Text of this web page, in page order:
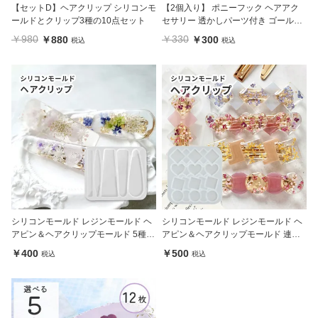
【セットD】ヘアクリップ シリコンモ
ールドとクリップ3種の10点セット
￥980 ￥880 税込
【2個入り】 ポニーフック ヘアアク
セサリー 透かしパーツ付き ゴールド
45mm
￥330 ￥300 税込
シリコンモールド レジンモールド ヘ
アピン＆ヘアクリップモールド 5種 (3
638)
￥400 税込
シリコンモールド レジンモールド ヘ
アピン＆ヘアクリップモールド 連モ
チーフ 4種 (3639)
￥500 税込